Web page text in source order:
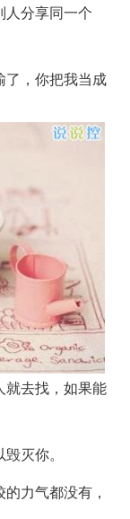
人分享同一个
了，你把我当成
就去找，如果能
灭你。
力气都没有，